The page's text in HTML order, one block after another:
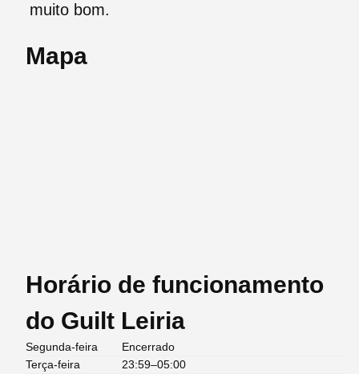
muito bom.
Mapa
Horário de funcionamento
do Guilt Leiria
Segunda-feira
Encerrado
Terça-feira
23:59–05:00